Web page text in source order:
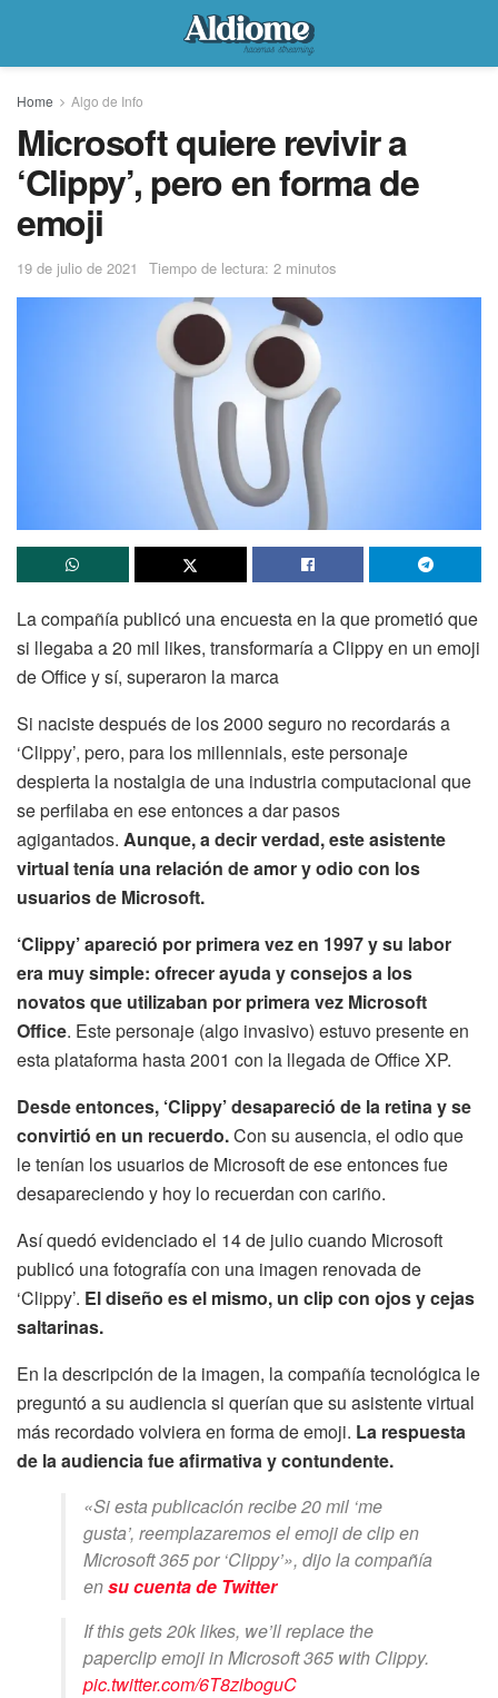
Home Algo de Info
Microsoft quiere revivir a
‘Clippy’, pero en forma de
emoji
19 de julio de 2021 Tiempo de lectura: 2 minutos
La compañía publicó una encuesta en la que prometió que
si llegaba a 20 mil likes, transformaría a Clippy en un emoji
de Office y sí, superaron la marca
Si naciste después de los 2000 seguro no recordarás a
‘Clippy’, pero, para los millennials, este personaje
despierta la nostalgia de una industria computacional que
se perfilaba en ese entonces a dar pasos
agigantados. Aunque, a decir verdad, este asistente
virtual tenía una relación de amor y odio con los
usuarios de Microsoft.
‘Clippy’ apareció por primera vez en 1997 y su labor
era muy simple: ofrecer ayuda y consejos a los
novatos que utilizaban por primera vez Microsoft
Office. Este personaje (algo invasivo) estuvo presente en
esta plataforma hasta 2001 con la llegada de Office XP.
Desde entonces, ‘Clippy’ desapareció de la retina y se
convirtió en un recuerdo.Con su ausencia, el odio que
le tenían los usuarios de Microsoft de ese entonces fue
desapareciendo y hoy lo recuerdan con cariño.
Así quedó evidenciado el 14 de julio cuando Microsoft
publicó una fotografía con una imagen renovada de
‘Clippy’. El diseño es el mismo, un clip con ojos y cejas
saltarinas.
En la descripción de la imagen, la compañía tecnológica le
preguntó a su audiencia si querían que su asistente virtual
más recordado volviera en forma de emoji. La respuesta
de la audiencia fue afirmativa y contundente.
«Si esta publicación recibe 20 mil ‘me
gusta’, reemplazaremos el emoji de clip en
Microsoft 365 por ‘Clippy’», dijo la compañía
ensu cuenta de Twitter
If this gets 20k likes, we’ll replace the
paperclip emoji in Microsoft 365 with Clippy.
pic.twitter.com/6T8ziboguC